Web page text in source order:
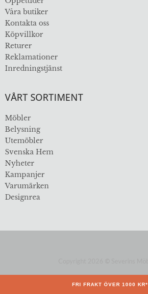
Våra butiker
Kontakta oss
Köpvillkor
Returer
Reklamationer
Inredningstjänst
VÅRT SORTIMENT
Möbler
Belysning
Utemöbler
Svenska Hem
Nyheter
Kampanjer
Varumärken
Designrea
FRI FRAKT ÖVER 1000 KR*